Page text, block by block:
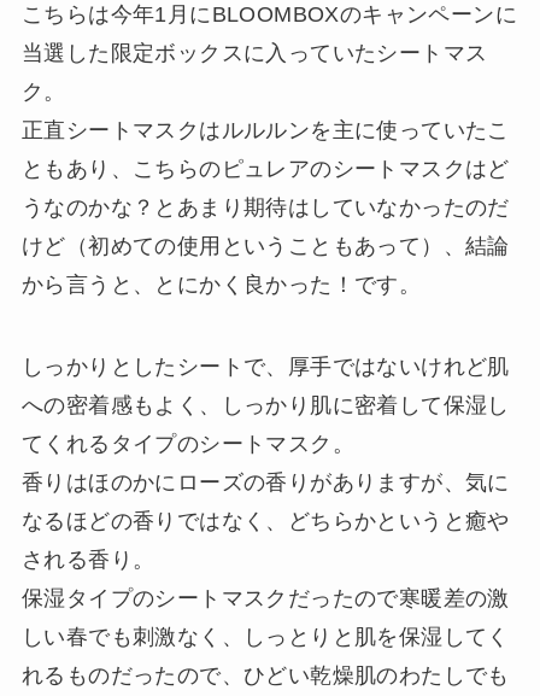
こちらは今年1月にBLOOMBOXのキャンペーンに
当選した限定ボックスに入っていたシートマス
ク。
正直シートマスクはルルルンを主に使っていたこ
ともあり、こちらのピュレアのシートマスクはど
うなのかな？とあまり期待はしていなかったのだ
けど（初めての使用ということもあって）、結論
から言うと、とにかく良かった！です。
しっかりとしたシートで、厚手ではないけれど肌
への密着感もよく、しっかり肌に密着して保湿し
てくれるタイプのシートマスク。
香りはほのかにローズの香りがありますが、気に
なるほどの香りではなく、どちらかというと癒や
される香り。
保湿タイプのシートマスクだったので寒暖差の激
しい春でも刺激なく、しっとりと肌を保湿してく
れるものだったので、ひどい乾燥肌のわたしでも